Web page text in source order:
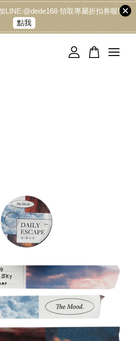
LINE:@dede168 領取專屬折扣券喔!
點我
車目前還是空的。